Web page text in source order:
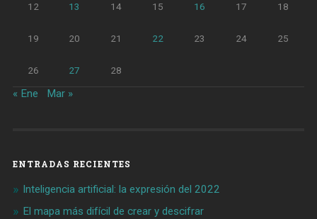
12 13 14 15 16 17 18
19 20 21 22 23 24 25
26 27 28
« Ene Mar »
ENTRADAS RECIENTES
Inteligencia artificial: la expresión del 2022
El mapa más difícil de crear y descifrar